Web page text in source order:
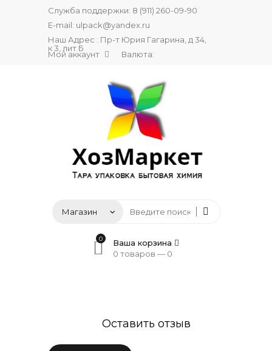
Служба поддержки: 8 (911) 260-09-90
E-mail: ulpack@yandex.ru
Наш Адрес : Пр-т Юрия Гагарина, д 34,
к 3, лит Б
Мой аккаунт Валюта:
0
Ваша корзина
0 товаров — 0
Оставить отзыв